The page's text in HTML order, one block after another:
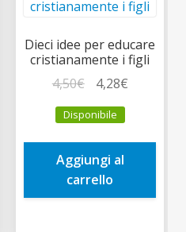
Dieci idee per educare
cristianamente i figli
4,50€
prezzo
originale
era:
4,50€.
4,28€Il
è:
Disponibile
Aggiungi al
carrello